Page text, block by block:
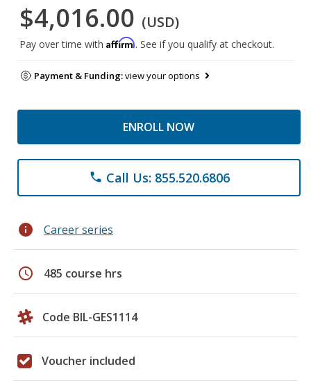
$4,016.00 (USD)
Pay over time with Affirm. See if you qualify at checkout.
Payment & Funding:view your options
ENROLL NOW
phone Call Us: 855.520.6806
info Career series
schedule 485 course hrs
Code BIL-GES1114
Voucher included